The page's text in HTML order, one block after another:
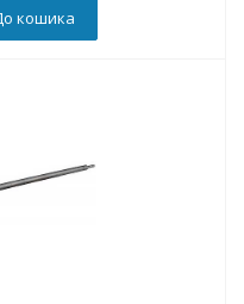
кошика